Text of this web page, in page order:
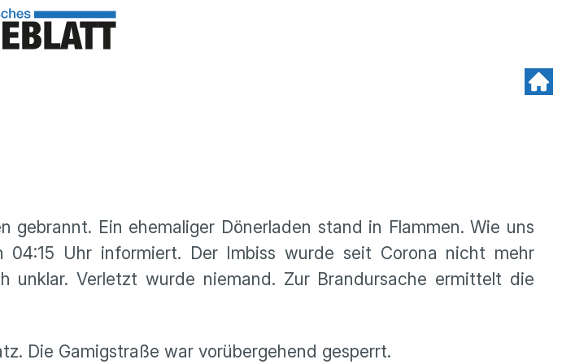
Ein ehemaliger Dönerladen stand in Flammen. Wie uns
Uhr informiert. Der Imbiss wurde seit Corona nicht mehr
Verletzt wurde niemand. Zur Brandursache ermittelt die
Die Gamigstraße war vorübergehend gesperrt.